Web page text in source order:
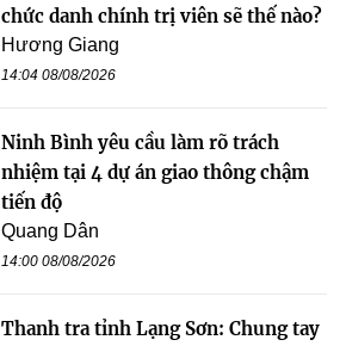
chức danh chính trị viên sẽ thế nào?
Hương Giang
14:04 08/08/2026
Ninh Bình yêu cầu làm rõ trách
nhiệm tại 4 dự án giao thông chậm
tiến độ
Quang Dân
14:00 08/08/2026
Thanh tra tỉnh Lạng Sơn: Chung tay